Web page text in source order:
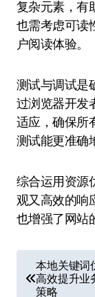
复杂元素，有
也需考虑可读
户阅读体验。
测试与调试是
过浏览器开发
适应，确保所
测试能更准确
综合运用资源
观又高效的响
也增强了网站
章
本地关键词
高效提升业
策略